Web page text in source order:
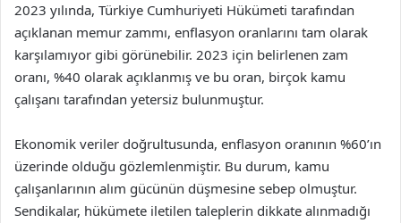
2023 yılında, Türkiye Cumhuriyeti Hükümeti tarafından
açıklanan memur zammı, enflasyon oranlarını tam olarak
karşılamıyor gibi görünebilir. 2023 için belirlenen zam
oranı, %40 olarak açıklanmış ve bu oran, birçok kamu
çalışanı tarafından yetersiz bulunmuştur.
Ekonomik veriler doğrultusunda, enflasyon oranının %60’ın
üzerinde olduğu gözlemlenmiştir. Bu durum, kamu
çalışanlarının alım gücünün düşmesine sebep olmuştur.
Sendikalar, hükümete iletilen taleplerin dikkate alınmadığı